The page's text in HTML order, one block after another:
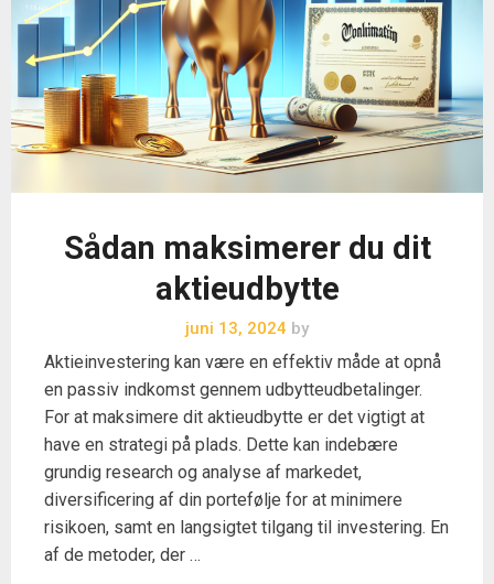
Sådan maksimerer du dit
aktieudbytte
juni 13, 2024 by
Aktieinvestering kan være en effektiv måde at opnå
en passiv indkomst gennem udbytteudbetalinger.
For at maksimere dit aktieudbytte er det vigtigt at
have en strategi på plads. Dette kan indebære
grundig research og analyse af markedet,
diversificering af din portefølje for at minimere
risikoen, samt en langsigtet tilgang til investering. En
af de metoder, der …